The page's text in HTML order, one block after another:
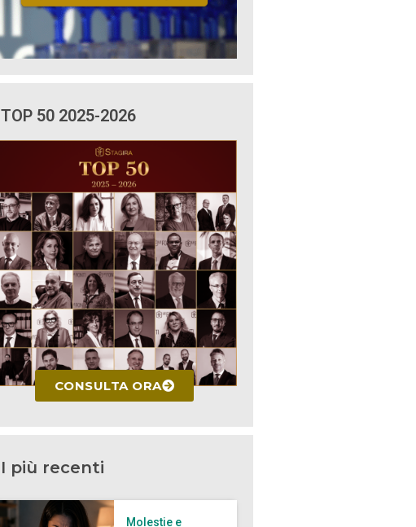
TOP 50 2025-2026
CONSULTA ORA
I più recenti
Molestie e